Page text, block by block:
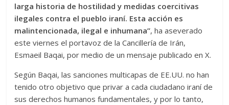
larga historia de hostilidad y medidas coercitivas
ilegales contra el pueblo iraní. Esta acción es
malintencionada, ilegal e inhumana”, ha aseverado
este viernes el portavoz de la Cancillería de Irán,
Esmaeil Baqai, por medio de un mensaje publicado en X.
Según Baqai, las sanciones multicapas de EE.UU. no han
tenido otro objetivo que privar a cada ciudadano iraní de
sus derechos humanos fundamentales, y por lo tanto,